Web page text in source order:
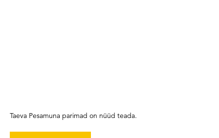
Taeva Pesamuna parimad on nüüd teada.